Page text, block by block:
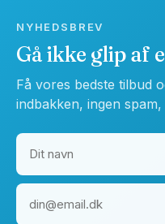
NYHEDSBREV
Gå ikke glip af
Få vores bedste tilbud
indbakken, ingen